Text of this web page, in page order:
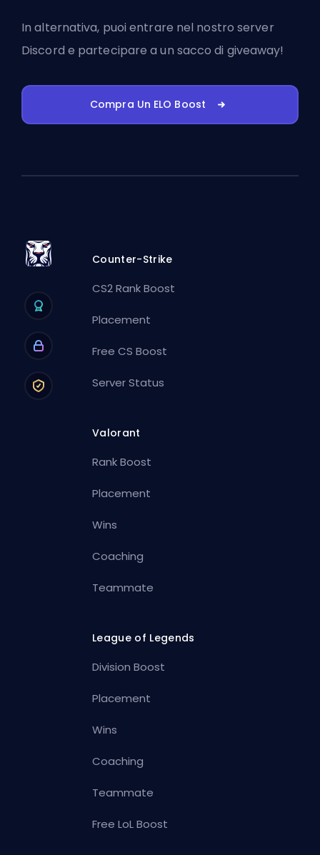
In alternativa, puoientrare nel nostro server
Discord e partecipare a un sacco di giveaway!
Compra Un ELO Boost
Counter-Strike
CS2 Rank Boost
Placement
Free CS Boost
Server Status
Valorant
Rank Boost
Placement
Wins
Coaching
Teammate
League of Legends
Division Boost
Placement
Wins
Coaching
Teammate
Free LoL Boost